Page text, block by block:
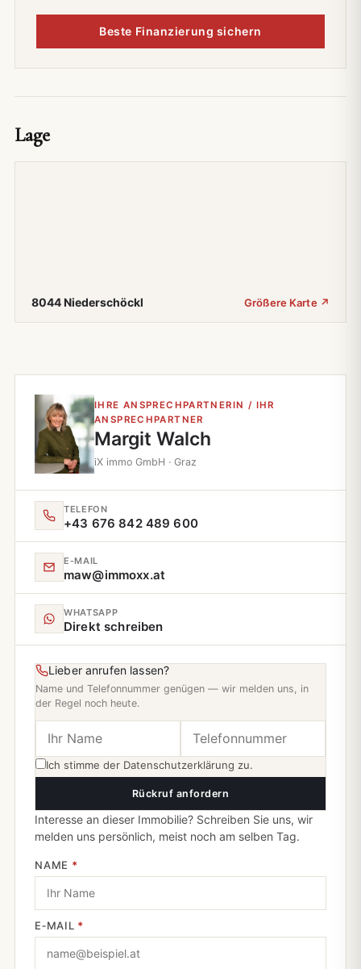
Beste Finanzierung sichern
Lage
8044 Niederschöckl Größere Karte ↗
IHRE ANSPRECHPARTNERIN / IHR
ANSPRECHPARTNER
Margit Walch
iX immo GmbH · Graz
TELEFON
+43 676 842 489 600
E‑MAIL
maw@immoxx.at
WHATSAPP
Direkt schreiben
Lieber anrufen lassen?
Name und Telefonnummer genügen — wir melden uns, in
der Regel noch heute.
Ich stimme der Datenschutzerklärung zu.
Rückruf anfordern
Interesse an dieser Immobilie? Schreiben Sie uns, wir
melden uns persönlich, meist noch am selben Tag.
NAME *
E‑MAIL *